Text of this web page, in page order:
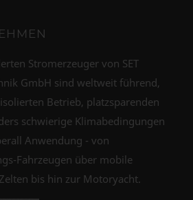
Stromerzeuger von SET
GmbH sind weltweit führend,
Betrieb, platzsparenden
schwierige Klimabedingungen
Anwendung - von
Fahrzeugen über mobile
bis hin zur Motoryacht.